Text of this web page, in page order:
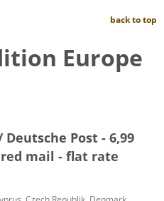
back to top
Europe
Post - 6,99
mail - flat rate